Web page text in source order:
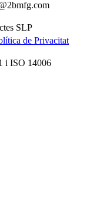
SLP
de Privacitat
i ISO 14006